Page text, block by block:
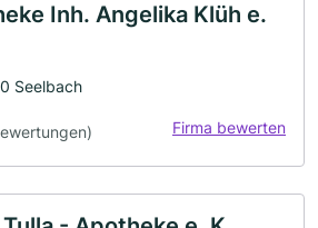
Inh. Angelika Klüh e.
Seelbach
Firma bewerten